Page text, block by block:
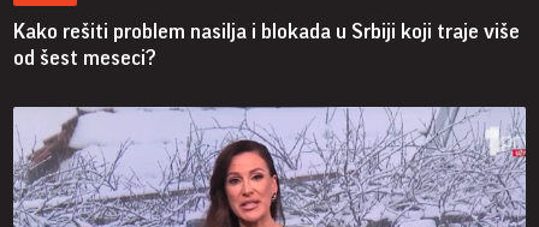
Kako rešiti problem nasilja i blokada u Srbiji koji traje više
od šest meseci?